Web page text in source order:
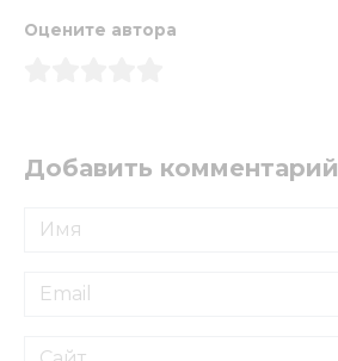
Оцените автора
Добавить комментарий
Имя
Email
Сайт